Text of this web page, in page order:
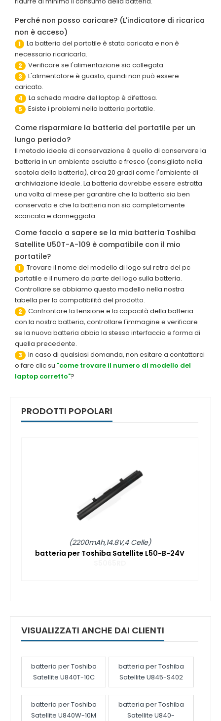
Perché non posso caricare? (L'indicatore di ricarica
non è acceso)
1
La batteria del portatile è stata caricata e non è
necessario ricaricarla.
2 Verificare se l'alimentazione sia collegata.
3
L'alimentatore è guasto, quindi non può essere
caricato.
4 La scheda madre del laptop è difettosa.
5 Esiste i problemi nella batteria portatile.
Come risparmiare la batteria del portatile per un
lungo periodo?
Il metodo ideale di conservazione è quello di conservare la
batteria in un ambiente asciutto e fresco (consigliato nella
scatola della batteria), circa 20 gradi come l'ambiente di
archiviazione ideale. La batteria dovrebbe essere estratta
una volta al mese per garantire che la batteria sia ben
conservata e che la batteria non sia completamente
scaricata e danneggiata.
Come faccio a sapere se la mia batteria Toshiba
Satellite U50T-A-109 è compatibile con il mio
portatile?
1
Trovare il nome del modello di logo sul retro del pc
portatile e il numero da parte del logo sulla batteria.
Controllare se abbiamo questo modello nella nostra
tabella per la compatibilità del prodotto.
2
Confrontare la tensione e la capacità della batteria
con la nostra batteria, controllare l'immagine e verificare
se la nuova batteria abbia la stessa interfaccia e forma di
quella precedente.
3
In caso di qualsiasi domanda, non esitare a contattarci
o fare clic su "come trovare il numero di modello del
laptop corretto"?
PRODOTTI POPOLARI
(2200mAh,14.8V,4 Celle)
batteria per Toshiba Satellite L50-B-24V
VISUALIZZATI ANCHE DAI CLIENTI
batteria per Toshiba
Satellite U840T-10C
batteria per Toshiba
Satellite U845-S402
batteria per Toshiba
Satellite U840W-10M
batteria per Toshiba
Satellite U840-